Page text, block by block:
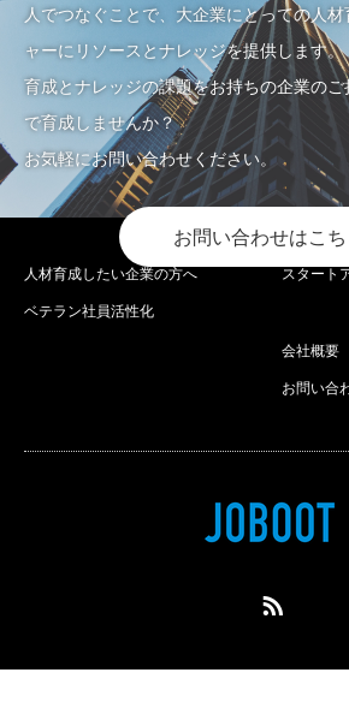
人でつなぐことで、大企業にとっての人
ャーにリソースとナレッジを提供します。
育成とナレッジの課題をお持ちの企業の
で育成しませんか？
お気軽にお問い合わせください。
お問い合わせはこ
人材育成したい企業の方へ
ベテラン社員活性化
スタート
会社概要
お問い合